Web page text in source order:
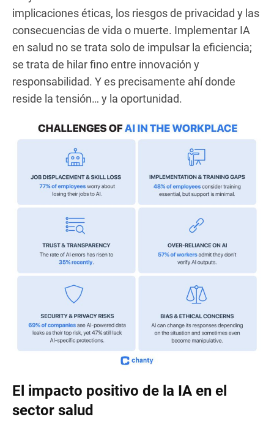
implicaciones éticas, los riesgos de privacidad y las
consecuencias de vida o muerte. Implementar IA
en salud no se trata solo de impulsar la eficiencia;
se trata de hilar fino entre innovación y
responsabilidad. Y es precisamente ahí donde
reside la tensión… y la oportunidad.
El impacto positivo de la IA en el
sector salud